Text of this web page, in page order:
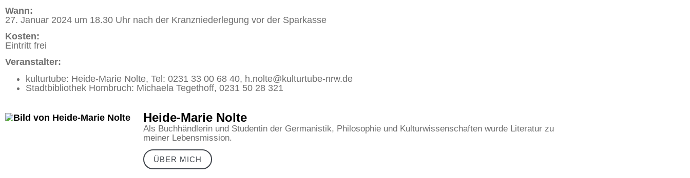
Wann:
27. Januar 2024 um 18.30 Uhr nach der Kranzniederlegung vor der Sparkasse
Kosten:
Eintritt frei
Veranstalter:
kulturtube: Heide-Marie Nolte, Tel: 0231 33 00 68 40, h.nolte@kulturtube-nrw.de
Stadtbibliothek Hombruch: Michaela Tegethoff, 0231 50 28 321
Heide-Marie Nolte
Als Buchhändlerin und Studentin der Germanistik, Philosophie und Kulturwissenschaften wurde Literatur zu
meiner Lebensmission.
ÜBER MICH